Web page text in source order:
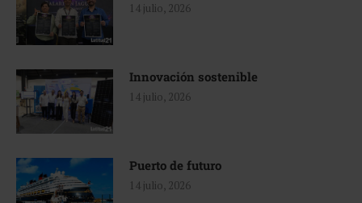
14 julio, 2026
Innovación sostenible
14 julio, 2026
Puerto de futuro
14 julio, 2026